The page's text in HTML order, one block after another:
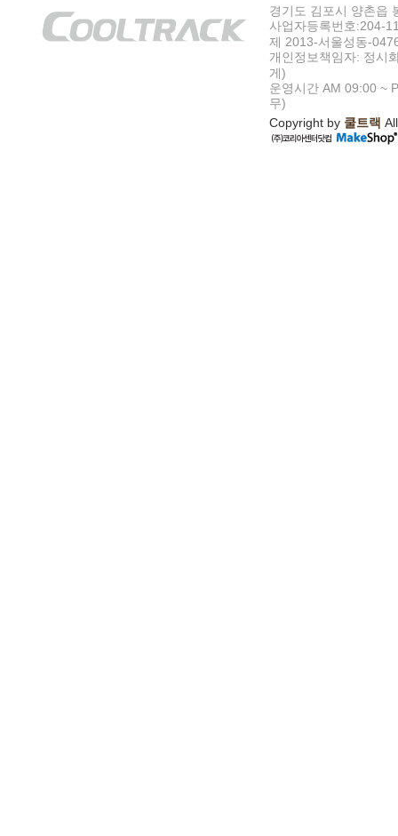
경기도 김포시 양촌읍
사업자등록번호:204-
제 2013-서울성동-
개인정보책임자: 정시
게)
운영시간 AM 09:00 ~
무)
Copyright by 쿨트랙